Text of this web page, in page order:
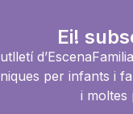
Ei!
per infants i
i moltes